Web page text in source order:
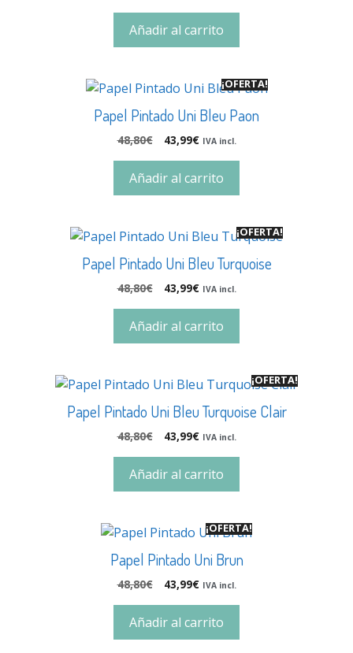
Añadir al carrito
¡OFERTA!
Papel Pintado Uni Bleu Paon
48,80€ 43,99€ IVA incl.
Añadir al carrito
¡OFERTA!
Papel Pintado Uni Bleu Turquoise
48,80€ 43,99€ IVA incl.
Añadir al carrito
¡OFERTA!
Papel Pintado Uni Bleu Turquoise Clair
48,80€ 43,99€ IVA incl.
Añadir al carrito
¡OFERTA!
Papel Pintado Uni Brun
48,80€ 43,99€ IVA incl.
Añadir al carrito